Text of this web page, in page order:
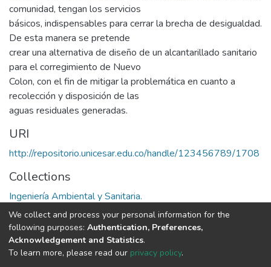
comunidad, tengan los servicios
básicos, indispensables para cerrar la brecha de desigualdad.
De esta manera se pretende
crear una alternativa de diseño de un alcantarillado sanitario
para el corregimiento de Nuevo
Colon, con el fin de mitigar la problemática en cuanto a
recolección y disposición de las
aguas residuales generadas.
URI
http://repositorio.unicesar.edu.co/handle/123456789/1708
Collections
Ingeniería Ambiental y Sanitaria.
Full item page
DSpace software copyright © 2002-2026
We collect and process your personal information for the
following purposes: Authentication, Preferences,
Acknowledgement and Statistics.
To learn more, please read our privacy policy.